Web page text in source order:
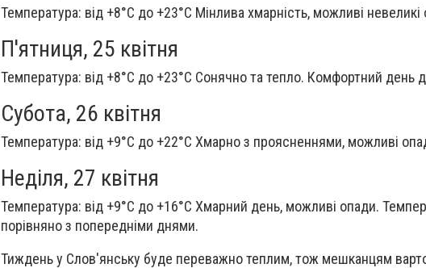
Температура: від +8°C до +23°C Мінлива хмарність, можливі
П'ятниця, 25 квітня
Температура: від +8°C до +23°C Сонячно та тепло. Комфортний день
Субота, 26 квітня
Температура: від +9°C до +22°C Хмарно з проясненнями, можливі
Неділя, 27 квітня
Температура: від +9°C до +16°C Хмарний день, можливі опади.
порівняно з попередніми днями.
Тиждень у Слов'янську буде переважно теплим, тож мешканцям